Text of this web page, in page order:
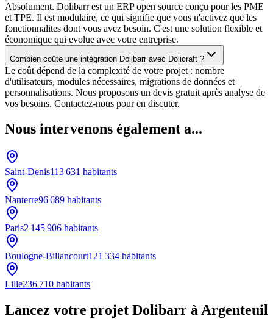
Absolument. Dolibarr est un ERP open source conçu pour les PME
et TPE. Il est modulaire, ce qui signifie que vous n'activez que les
fonctionnalites dont vous avez besoin. C'est une solution flexible et
économique qui evolue avec votre entreprise.
Combien coûte une intégration Dolibarr avec Dolicraft ?
Le coût dépend de la complexité de votre projet : nombre
d'utilisateurs, modules nécessaires, migrations de données et
personnalisations. Nous proposons un devis gratuit après analyse de
vos besoins. Contactez-nous pour en discuter.
Nous intervenons également a...
Saint-Denis113 631 habitants
Nanterre96 689 habitants
Paris2 145 906 habitants
Boulogne-Billancourt121 334 habitants
Lille236 710 habitants
Lancez votre projet Dolibarr à Argenteuil